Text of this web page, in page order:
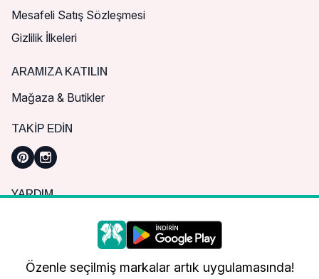
Mesafeli Satış Sözleşmesi
Gizlilik İlkeleri
ARAMIZA KATILIN
Mağaza & Butikler
TAKIP EDIN
YARDIM
Sık Sorulan Sorular
Nasıl Sipariş Verebilirim?
Kargo ve Teslimat
Daha iyi bir alışveriş deneyimi için çerezleri
kullanıyoruz.
Özenle seçilmiş markalar artık uygulamasında!